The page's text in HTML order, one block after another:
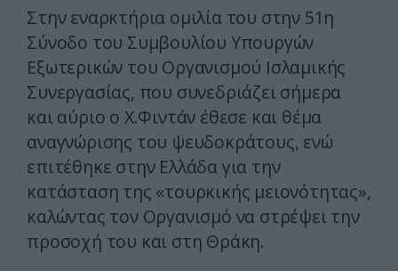
Στην εναρκτήρια ομιλία του στην 51η
Σύνοδο του Συμβουλίου Υπουργών
Εξωτερικών του Οργανισμού Ισλαμικής
Συνεργασίας, που συνεδριάζει σήμερα
και αύριο ο Χ.Φιντάν έθεσε και θέμα
αναγνώρισης του ψευδοκράτους, ενώ
επιτέθηκε στην Ελλάδα για την
κατάσταση της «τουρκικής μειονότητας»,
καλώντας τον Οργανισμό να στρέψει την
προσοχή του και στη Θράκη.